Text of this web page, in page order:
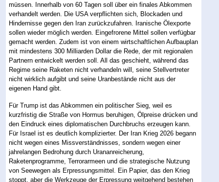
müssen. Innerhalb von 60 Tagen soll über ein finales Abkommen
verhandelt werden. Die USA verpflichten sich, Blockaden und
Hindernisse gegen den Iran zurückzufahren. Iranische Ölexporte
sollen wieder möglich werden. Eingefrorene Mittel sollen verfügbar
gemacht werden. Zudem ist von einem wirtschaftlichen Aufbauplan
mit mindestens 300 Milliarden Dollar die Rede, der mit regionalen
Partnern entwickelt werden soll. All das geschieht, während das
Regime seine Raketen nicht verhandeln will, seine Stellvertreter
nicht wirklich aufgibt und seine Uranbestände nicht aus der
eigenen Hand gibt.
Für Trump ist das Abkommen ein politischer Sieg, weil es
kurzfristig die Straße von Hormus beruhigen, Ölpreise drücken und
den Eindruck eines diplomatischen Durchbruchs erzeugen kann.
Für Israel ist es deutlich komplizierter. Der Iran Krieg 2026 begann
nicht wegen eines Missverständnisses, sondern wegen einer
jahrelangen Bedrohung durch Urananreicherung,
Raketenprogramme, Terrorarmeen und die strategische Nutzung
von Seewegen als Erpressungsmittel. Ein Papier, das den Krieg
stoppt, aber die Werkzeuge der Erpressung weitgehend bestehen